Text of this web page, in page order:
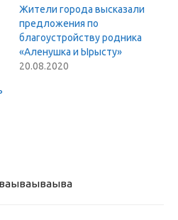
Жители города высказали
предложения по
благоустройству родника
«Аленушка и Ырысту»
20.08.2020
ываываыва